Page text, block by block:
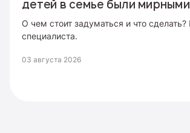
детей в семье были мирными
О чем стоит задуматься и что
специалиста.
03 августа 2026